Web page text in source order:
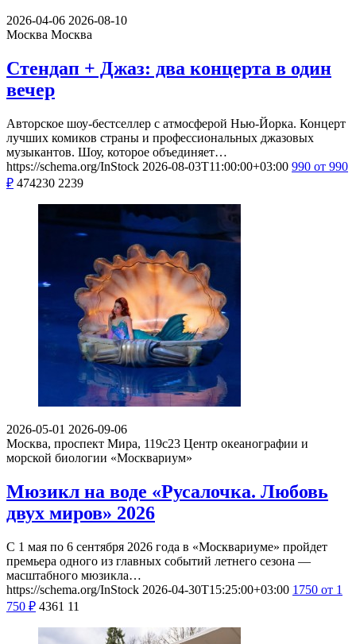
2026-04-06 2026-08-10
Москва Москва
Стендап + Джаз: два концерта в один
вечер
Авторское шоу-бестселлер с атмосферой Нью-Йорка. Концерт
лучших комиков страны и профессиональных джазовых
музыкантов. Шоу, которое объединяет…
https://schema.org/InStock 2026-08-03T11:00:00+03:00 990 от 990
₽ 474230 2239
2026-05-01 2026-09-06
Москва, проспект Мира, 119с23 Центр океанографии и
морской биологии «Москвариум»
Мюзикл на воде «Русалочка. Любовь
двух миров» 2026
С 1 мая по 6 сентября 2026 года в «Москвариуме» пройдет
премьера одного из главных событий летнего сезона —
масштабного мюзикла…
https://schema.org/InStock 2026-04-30T15:25:00+03:00 1750 от 1
750 ₽ 4361 11